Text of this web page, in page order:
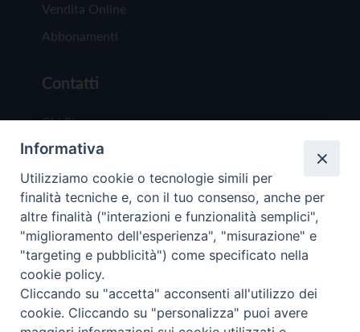
Vendita Online
Abbonamenti
Contatti
Chi Siamo
Redazione
Scrivici
Copyright © 2019 - Tutti i diritti riservati - Vita
Trentina Editrice
Informativa
Utilizziamo cookie o tecnologie simili per
finalità tecniche e, con il tuo consenso, anche per
altre finalità ("interazioni e funzionalità semplici",
"miglioramento dell'esperienza", "misurazione" e
"targeting e pubblicità") come specificato nella
cookie policy.
Cliccando su "accetta" acconsenti all'utilizzo dei
cookie. Cliccando su "personalizza" puoi avere